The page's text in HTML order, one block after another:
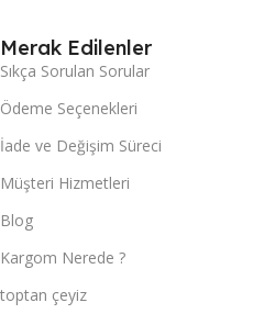
Merak Edilenler
Sıkça Sorulan Sorular
Ödeme Seçenekleri
İade ve Değişim Süreci
Müşteri Hizmetleri
Blog
Kargom Nerede ?
toptan çeyiz